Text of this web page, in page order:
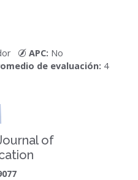
APC: No
de evaluación: 4
of